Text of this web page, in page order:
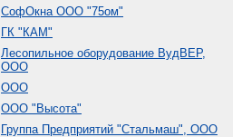
СофОкна ООО "75ом"
ГК "КАМ"
Лесопильное оборудование ВудВЕР,
ООО
ООО
ООО "Высота"
Группа Предприятий "Стальмаш", ООО